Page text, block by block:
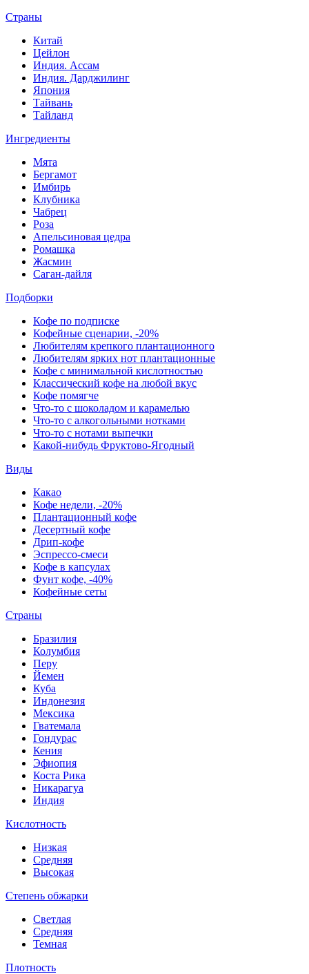
Страны
Китай
Цейлон
Индия. Ассам
Индия. Дарджилинг
Япония
Тайвань
Тайланд
Ингредиенты
Мята
Бергамот
Имбирь
Клубника
Чабрец
Роза
Апельсиновая цедра
Ромашка
Жасмин
Саган-дайля
Подборки
Кофе по подписке
Кофейные сценарии, -20%
Любителям крепкого плантационного
Любителям ярких нот плантационные
Кофе с минимальной кислотностью
Классический кофе на любой вкус
Кофе помягче
Что-то с шоколадом и карамелью
Что-то с алкогольными нотками
Что-то с нотами выпечки
Какой-нибудь Фруктово-Ягодный
Виды
Какао
Кофе недели, -20%
Плантационный кофе
Десертный кофе
Дрип-кофе
Эспрессо-смеси
Кофе в капсулах
Фунт кофе, -40%
Кофейные сеты
Страны
Бразилия
Колумбия
Перу
Йемен
Куба
Индонезия
Мексика
Гватемала
Гондурас
Кения
Эфиопия
Коста Рика
Никарагуа
Индия
Кислотность
Низкая
Средняя
Высокая
Степень обжарки
Светлая
Средняя
Темная
Плотность